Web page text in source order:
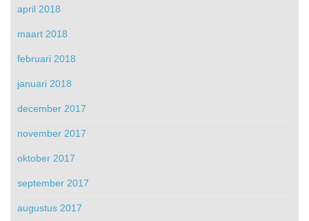
april 2018
maart 2018
februari 2018
januari 2018
december 2017
november 2017
oktober 2017
september 2017
augustus 2017